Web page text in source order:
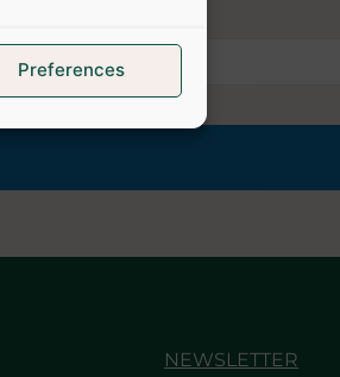
Preferences
NEWSLETTER